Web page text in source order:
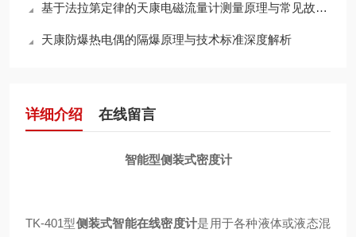
基于法拉第定律的天康电磁流量计测量原理与常见故障检修维护指南
天康防爆热电偶的隔爆原理与技术标准深度解析
详细介绍 在线留言
智能型侧装式密度计
TK-401型侧装式智能在线密度计是用于各种液体或液态混